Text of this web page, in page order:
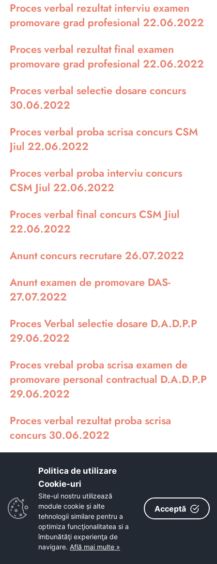
Proces verbal rezultat interviu examen
promovare grad profesional 22.06.2022
Proces verbal rezultat final examen
promovare grad profesional 22.06.2022
Proces verbal selectie dosare concurs
30.06.2022
Proces verbal proba scrisa concurs CSM
Jiul 22.06.2022
Proces verbal proba interviu concurs
CSM Jiul 22.06.2022
Proces verbal final concurs CSM Jiul
22.06.2022
Anunt concurs recrutare 26.07.2022
Anunt examen de promovare DAS-
27.07.2022
Proces Verbal selectie dosare D.A.D.P.P
29.06.2022
Proces vrebal proba scrisa examen de
promovare personal contractual D.A.D.P.P
29.06.2022
Proces verbal rezultat proba scrisa
concurs 30.06.2022
concurs 30.06.2022
Proces verbal rezultat final concurs
30.06.2022
Anunt concurs promovare functie publica
Politica de utilizare
Cookie-uri‎
Site-ul nostru utilizează
module cookie și alte
tehnologii similare pentru a
optimiza funcţionalitatea si a
îmbunătăţi experienţa de
navigare. Află mai multe »
Acceptă